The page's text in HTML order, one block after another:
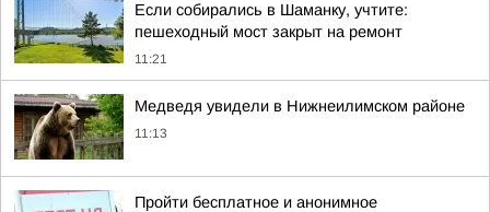
Если собирались в Шаманку, учтите:
пешеходный мост закрыт на ремонт
11:21
Медведя увидели в Нижнеилимском районе
11:13
Пройти бесплатное и анонимное